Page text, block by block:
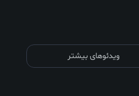
ویدئوهای بیشتر